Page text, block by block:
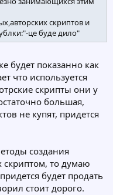
скриптов и
це буде дило"
будет показанно как
что используется
скрипты они у
большая,
не купят, придется
создания
то думаю
будет продать
стоит дорого.